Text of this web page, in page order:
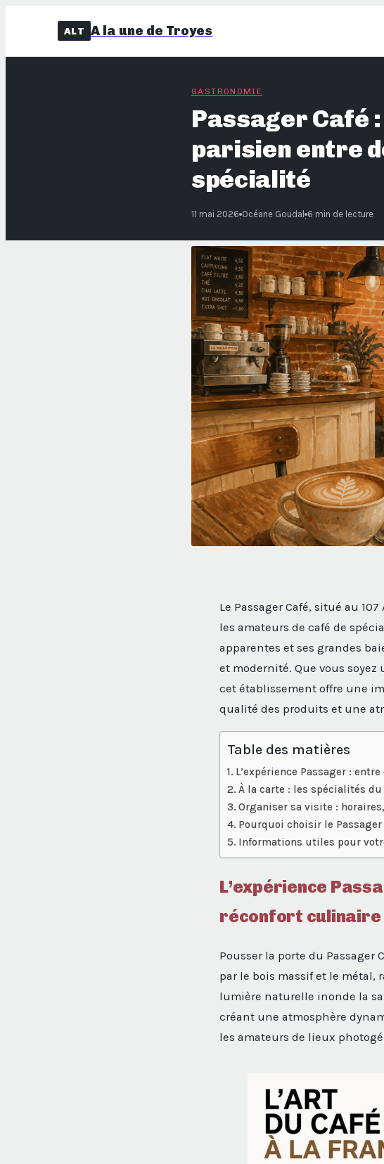
ALT A la une de Troyes
GASTRONOMIE
Passager Café
parisien entre
spécialité
11 mai 2026· Océane Goudal · 6 min de lecture
Le Passager Café, situé au
les amateurs de café de
apparentes et ses grandes
et modernité. Que vous
cet établissement offre une
qualité des produits et une
Table des matières
L’expérience Passager :
À la carte : les spécialités du
Organiser sa visite :
Pourquoi choisir le Passager
Informations utiles pour
L’expérience
réconfort culinaire
Pousser la porte du Passager
par le bois massif et le métal,
lumière naturelle inonde la
créant une atmosphère
les amateurs de lieux